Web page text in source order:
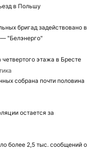
в Польшу
бригад задействовано в
"Белэнерго"
этажа в Бресте
собрана почти половина
остается за
более 2,5 тыс. сообщений о